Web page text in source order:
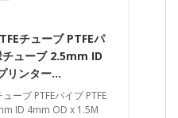
チューブ PTFEパ
チューブ 2.5mm ID
リンター…
ーブ PTFEパイプ PTFE
ID 4mm OD x 1.5M